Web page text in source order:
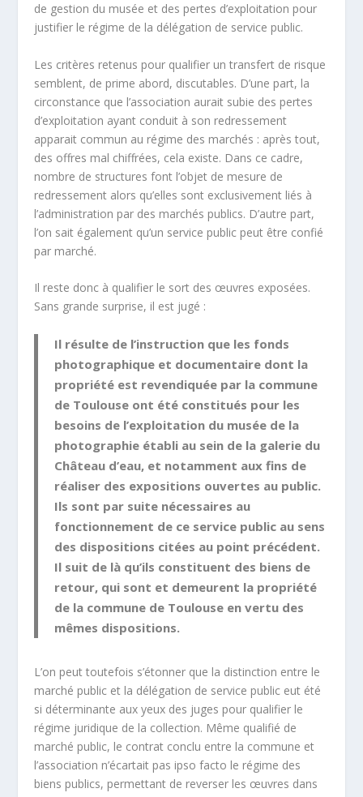
de gestion du musée et des pertes d’exploitation pour
justifier le régime de la délégation de service public.
Les critères retenus pour qualifier un transfert de risque
semblent, de prime abord, discutables. D’une part, la
circonstance que l’association aurait subie des pertes
d’exploitation ayant conduit à son redressement
apparait commun au régime des marchés : après tout,
des offres mal chiffrées, cela existe. Dans ce cadre,
nombre de structures font l’objet de mesure de
redressement alors qu’elles sont exclusivement liés à
l’administration par des marchés publics. D’autre part,
l’on sait également qu’un service public peut être confié
par marché.
Il reste donc à qualifier le sort des œuvres exposées.
Sans grande surprise, il est jugé :
Il résulte de l’instruction que les fonds
photographique et documentaire dont la
propriété est revendiquée par la commune
de Toulouse ont été constitués pour les
besoins de l’exploitation du musée de la
photographie établi au sein de la galerie du
Château d’eau, et notamment aux fins de
réaliser des expositions ouvertes au public.
Ils sont par suite nécessaires au
fonctionnement de ce service public au sens
des dispositions citées au point précédent.
Il suit de là qu’ils constituent des biens de
retour, qui sont et demeurent la propriété
de la commune de Toulouse en vertu des
mêmes dispositions.
L’on peut toutefois s’étonner que la distinction entre le
marché public et la délégation de service public eut été
si déterminante aux yeux des juges pour qualifier le
régime juridique de la collection. Même qualifié de
marché public, le contrat conclu entre la commune et
l’association n’écartait pas ipso facto le régime des
biens publics, permettant de reverser les œuvres dans